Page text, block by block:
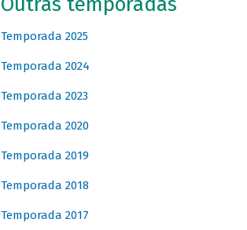
Temporada 2025
Temporada 2024
Temporada 2023
Temporada 2020
Temporada 2019
Temporada 2018
Temporada 2017